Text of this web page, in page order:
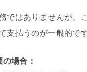
ではありませんが、
支払うのが一般的で
場合：